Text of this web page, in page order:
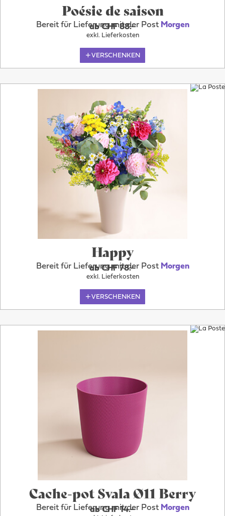
Poésie de saison
Bereit für Lieferung mit der Post Morgen
ab CHF 88.–
exkl. Lieferkosten
VERSCHENKEN
Happy
Bereit für Lieferung mit der Post Morgen
ab CHF 78.–
exkl. Lieferkosten
VERSCHENKEN
Cache-pot Svala Ø11 Berry
Bereit für Lieferung mit der Post Morgen
ab CHF 14.–